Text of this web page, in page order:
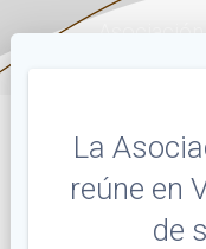
La
reúne en
de